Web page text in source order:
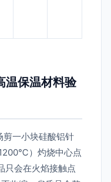
温保温材料验
剪一小块硅酸铝针
）灼烧中心点
只会在火焰接触点